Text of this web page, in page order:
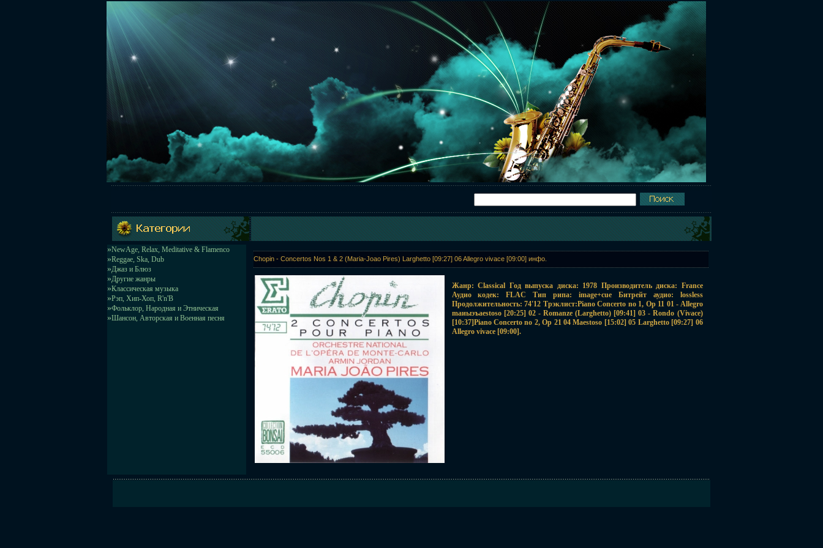
»NewAge, Relax, Meditative & Flamenco
»Reggae, Ska, Dub
»Джаз и Блюз
»Другие жанры
»Классическая музыка
»Рэп, Хип-Хоп, R'n'B
»Фольклор, Народная и Этническая
»Шансон, Авторская и Военная песня
Chopin - Concertos Nos 1 & 2 (Maria-Joao Pires) Larghetto [09:27] 06 Allegro vivace [09:00] инфо.
Жанр: Classical Год выпуска диска: 1978 Производитель диска: France
Аудио кодек: FLAC Тип рипа: image+cue Битрейт аудио: lossless
Продолжительность: 74'12 Трэклист:Piano Concerto no 1, Op 11 01 - Allegro
mаиыэъaestoso [20:25] 02 - Romanze (Larghetto) [09:41] 03 - Rondo (Vivace)
[10:37]Piano Concerto no 2, Op 21 04 Maestoso [15:02] 05 Larghetto [09:27] 06
Allegro vivace [09:00].